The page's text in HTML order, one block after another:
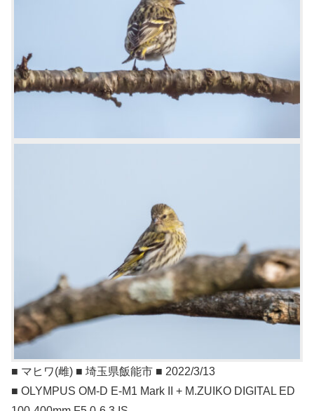
■ マヒワ(雌) ■ 埼玉県飯能市 ■ 2022/3/13
■ OLYMPUS OM-D E-M1 Mark II + M.ZUIKO DIGITAL ED